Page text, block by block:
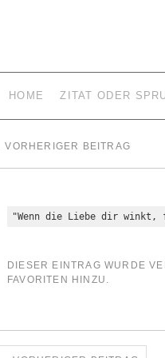
HOME ZITAT ODER
VORHERIGER BEITRAG
"Wenn die Liebe dir
DIESER EINTRAG WURDE
FAVORITEN HINZU.